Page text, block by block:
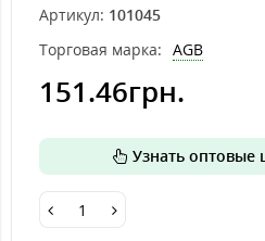
Артикул: 101045
Торговая марка: AGB
151.46грн.
Узнать оптовые